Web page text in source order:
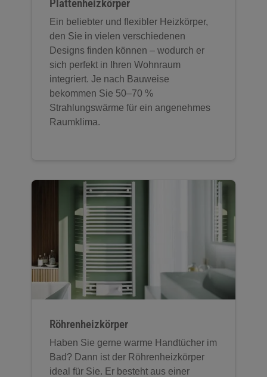
Plattenheizkörper
Ein beliebter und flexibler Heizkörper,
den Sie in vielen verschiedenen
Designs finden können – wodurch er
sich perfekt in Ihren Wohnraum
integriert. Je nach Bauweise
bekommen Sie 50–70 %
Strahlungswärme für ein angenehmes
Raumklima.
Röhrenheizkörper
Haben Sie gerne warme Handtücher im
Bad? Dann ist der Röhrenheizkörper
ideal für Sie. Er besteht aus einer